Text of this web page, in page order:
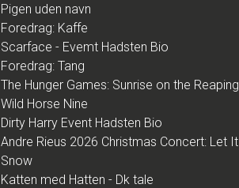
Pigen uden navn
Foredrag: Kaffe
Scarface - Evemt Hadsten Bio
Foredrag: Tang
The Hunger Games: Sunrise on the Reaping
Wild Horse Nine
Dirty Harry Event Hadsten Bio
Andre Rieus 2026 Christmas Concert: Let It
Snow
Katten med Hatten - Dk tale